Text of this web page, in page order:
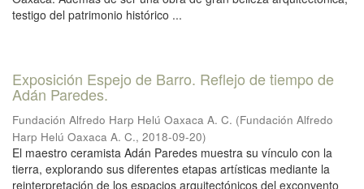
testigo del patrimonio histórico ...
Exposición Espejo de Barro. Reflejo de tiempo de
Adán Paredes.
Fundación Alfredo Harp Helú Oaxaca A. C. (Fundación Alfredo
Harp Helú Oaxaca A. C., 2018-09-20)
El maestro ceramista Adán Paredes muestra su vínculo con la
tierra, explorando sus diferentes etapas artísticas mediante la
reinterpretación de los espacios arquitectónicos del exconvento